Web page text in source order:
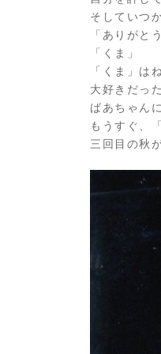
そしていつ
「ありがと
「くま」
「くま」は
大好きだっ
ばあちゃん
もうすぐ、
三回目の秋